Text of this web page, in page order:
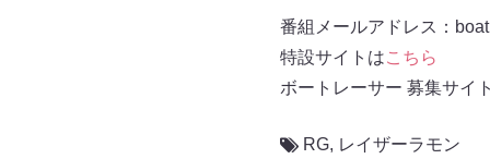
番組メールアドレス：
特設サイトはこちら
ボートレーサー 募集サイ
RG, レイザーラモン